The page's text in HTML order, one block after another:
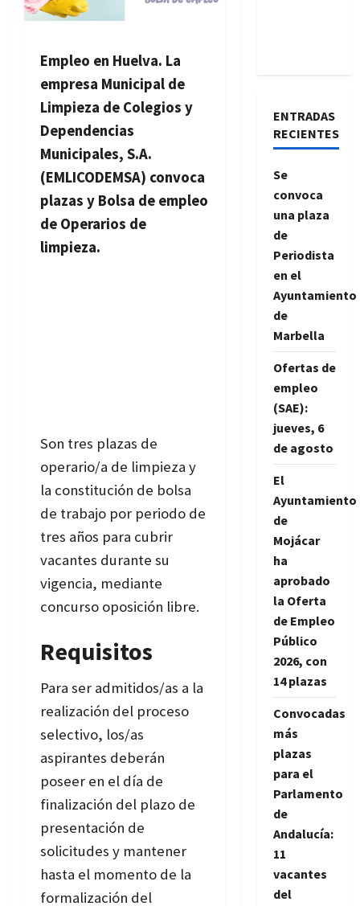
Empleo en Huelva. La
empresa Municipal de
Limpieza de Colegios y
Dependencias
Municipales, S.A.
(EMLICODEMSA) convoca
plazas y Bolsa de empleo
de Operarios de
limpieza.
Son tres plazas de
operario/a de limpieza y
la constitución de bolsa
de trabajo por periodo de
tres años para cubrir
vacantes durante su
vigencia, mediante
concurso oposición libre.
Requisitos
Para ser admitidos/as a la
realización del proceso
selectivo, los/as
aspirantes deberán
poseer en el día de
finalización del plazo de
presentación de
solicitudes y mantener
hasta el momento de la
formalización del
ENTRADAS
RECIENTES
Se
convoca
una plaza
de
Periodista
en el
Ayuntamiento
de
Marbella
Ofertas de
empleo
(SAE):
jueves, 6
de agosto
El
Ayuntamiento
de
Mojácar
ha
aprobado
la Oferta
de Empleo
Público
2026, con
14 plazas
Convocadas
más
plazas
para el
Parlamento
de
Andalucía:
11
vacantes
del